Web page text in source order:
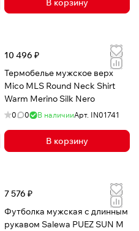
В корзину
10 496 ₽
Термобелье мужское верх
Mico MLS Round Neck Shirt
Warm Merino Silk Nero
0 0 В наличииАрт. IN01741
В корзину
7 576 ₽
Футболка мужская с длинным
рукавом Salewa PUEZ SUN M